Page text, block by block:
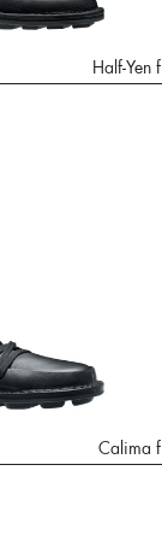
Half-Yen f
Calima f